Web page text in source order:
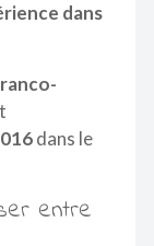
dans
dans le
entre